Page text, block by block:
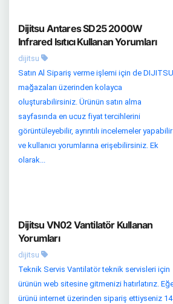
Dijitsu Antares SD25 2000W
Infrared Isıtıcı Kullanan Yorumları
dijitsu
Satın Al Sipariş verme işlemi için de DIJITSU
mağazaları üzerinden kolayca
oluşturabilirsiniz. Ürünün satın alma
sayfasında en ucuz fiyat tercihlerini
görüntüleyebilir, ayrıntılı incelemeler yapabilir
ve kullanıcı yorumlarına erişebilirsiniz. Ek
olarak...
Dijitsu VN02 Vantilatör Kullanan
Yorumları
dijitsu
Teknik Servis Vantilatör teknik servisleri için
ürünün web sitesine gitmenizi hatırlatırız.
ürünü internet üzerinden sipariş ettiyseniz 14